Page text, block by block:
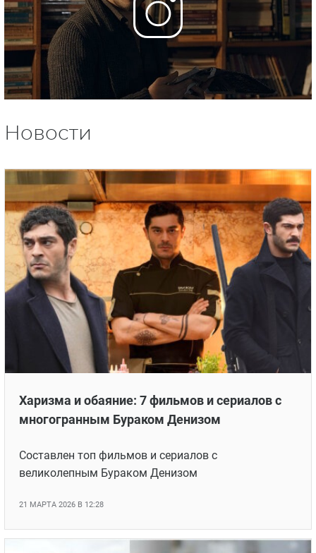
Новости
Харизма и обаяние: 7 фильмов и сериалов с
многогранным Бураком Денизом
Составлен топ фильмов и сериалов с
великолепным Бураком Денизом
21 МАРТА 2026 В 12:28